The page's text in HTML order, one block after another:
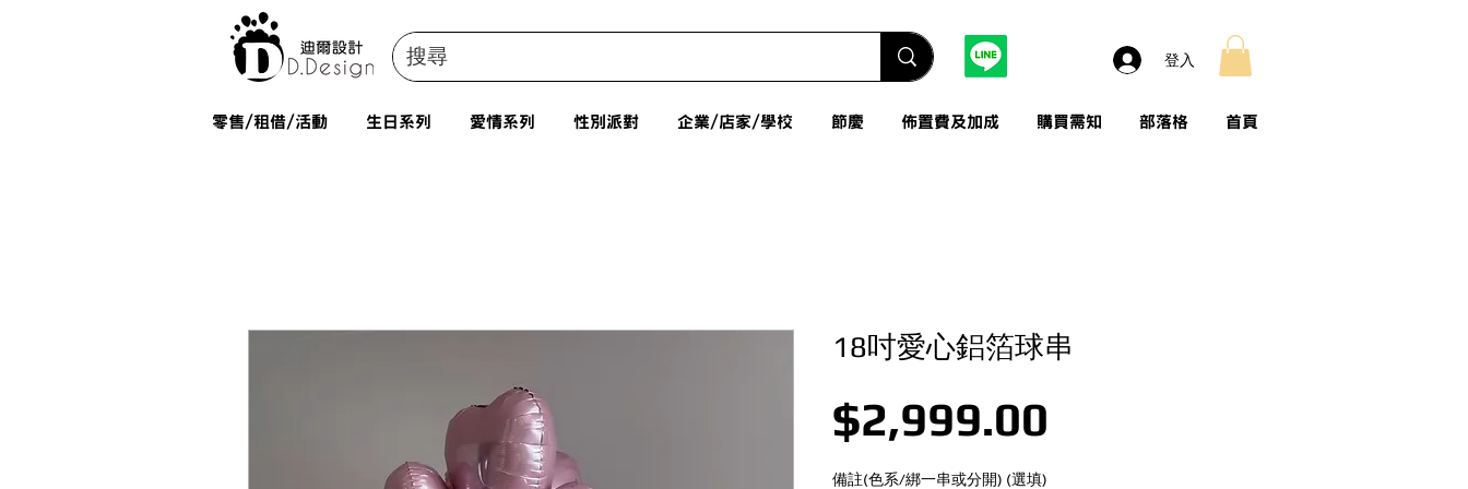
登入
零售/租借/活動 生日系列 愛情系列 性別派對 企業/店家/學校 節慶 佈置費及加成 購買需知 部落格 首頁
18吋愛心鋁箔球串
$2,999.00
備註(色系/綁一串或分開) (選填)